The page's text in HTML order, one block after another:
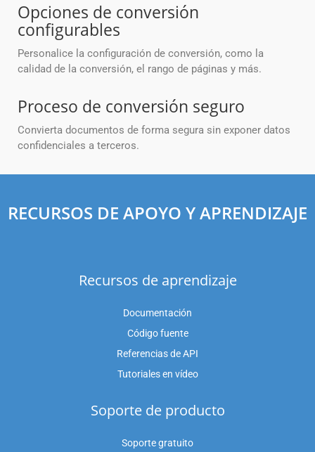
Opciones de conversión
configurables
Personalice la configuración de conversión, como la
calidad de la conversión, el rango de páginas y más.
Proceso de conversión seguro
Convierta documentos de forma segura sin exponer datos
confidenciales a terceros.
RECURSOS DE APOYO Y APRENDIZAJE
Recursos de aprendizaje
Documentación
Código fuente
Referencias de API
Tutoriales en vídeo
Soporte de producto
Soporte gratuito